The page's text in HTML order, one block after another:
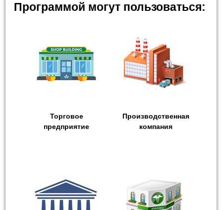
Программой могут пользоваться:
Торговое
предприятие
Производственная
компания